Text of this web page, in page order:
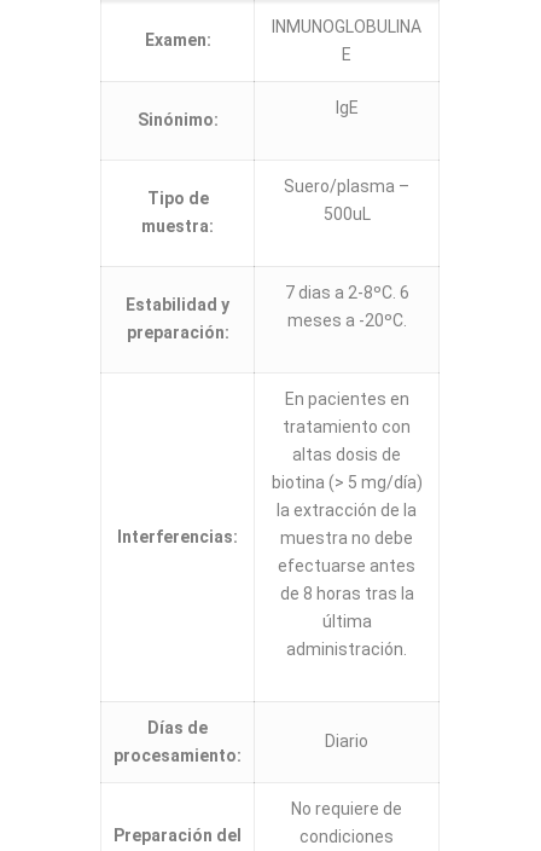
Examen:
INMUNOGLOBULINA
E
Sinónimo:
IgE
Tipo de
muestra:
Suero/plasma –
500uL
Estabilidad y
preparación:
7 dias a 2-8ºC. 6
meses a -20ºC.
Interferencias:
En pacientes en
tratamiento con
altas dosis de
biotina (> 5 mg/día)
la extracción de la
muestra no debe
efectuarse antes
de 8 horas tras la
última
administración.
Días de
procesamiento:
Diario
Preparación del
No requiere de
condiciones